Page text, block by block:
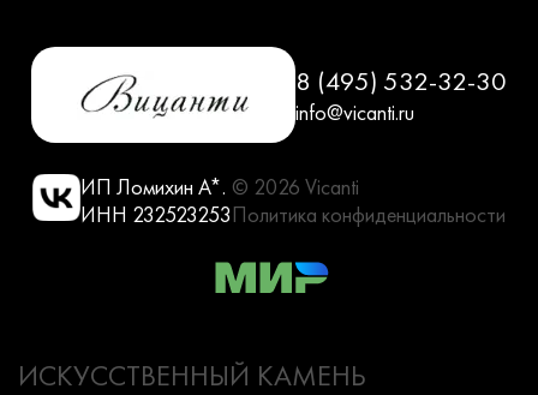
8 (495) 532-32-30
info@vicanti.ru
ИП Ломихин А*.
ИНН 232523253
© 2026 Vicanti
Политика конфиденциальности
ИСКУССТВЕННЫЙ КАМЕНЬ